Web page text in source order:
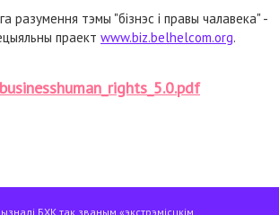
разумення тэмы "бізнэс і правы чалавека" -
праект www.biz.belhelcom.org.
БХК так званым «экстрэмісцкім